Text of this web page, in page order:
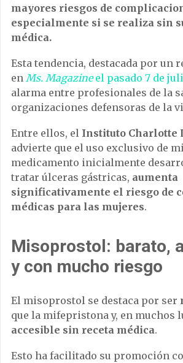
mayores riesgos de
especialmente si se realiza sin
médica.
Esta tendencia, destacada por un
en Ms. Magazineel pasado 7 de
alarma entre profesionales de la
organizaciones defensoras de la
Entre ellos, el Instituto Charlotte
advierte que el uso exclusivo de
medicamento inicialmente
tratar úlceras gástricas, aumenta
significativamente el riesgo de
médicas para las mujeres.
Misoprostol: barato,
y con mucho riesgo
El misoprostol se destaca por ser
que la mifepristona y, en muchos
accesible sin receta médica.
Esto ha facilitado su promoción